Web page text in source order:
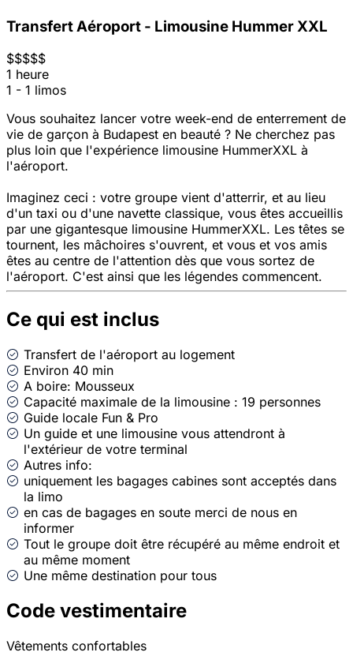
Transfert Aéroport - Limousine Hummer XXL
$$$$$
1 heure
1 - 1 limos
Vous souhaitez lancer votre week-end de enterrement de
vie de garçon à Budapest en beauté ? Ne cherchez pas
plus loin que l'expérience limousine HummerXXL à
l'aéroport.
Imaginez ceci : votre groupe vient d'atterrir, et au lieu
d'un taxi ou d'une navette classique, vous êtes accueillis
par une gigantesque limousine HummerXXL. Les têtes se
tournent, les mâchoires s'ouvrent, et vous et vos amis
êtes au centre de l'attention dès que vous sortez de
l'aéroport. C'est ainsi que les légendes commencent.
Ce qui est inclus
Transfert de l'aéroport au logement
Environ 40 min
A boire: Mousseux
Capacité maximale de la limousine : 19 personnes
Guide locale Fun & Pro
Un guide et une limousine vous attendront à
l'extérieur de votre terminal
Autres info:
uniquement les bagages cabines sont acceptés dans
la limo
⁠en cas de bagages en soute merci de nous en
informer
Tout le groupe doit être récupéré au même endroit et
au même moment
Une même destination pour tous
Code vestimentaire
Vêtements confortables